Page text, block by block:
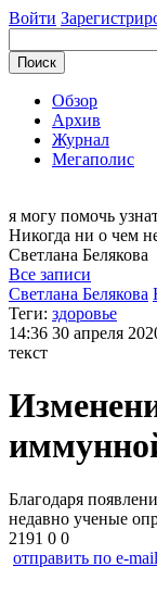
Войти
Обзор
Архив
Журнал
Мегаполис
я могу помочь
Никогда ни о чем
Светлана Белякова
Все записи
Светлана Белякова
Теги: здоровье
14:36 30 апреля
текст
Благодаря
недавно ученые
2191 0 0
отправить по e-mail